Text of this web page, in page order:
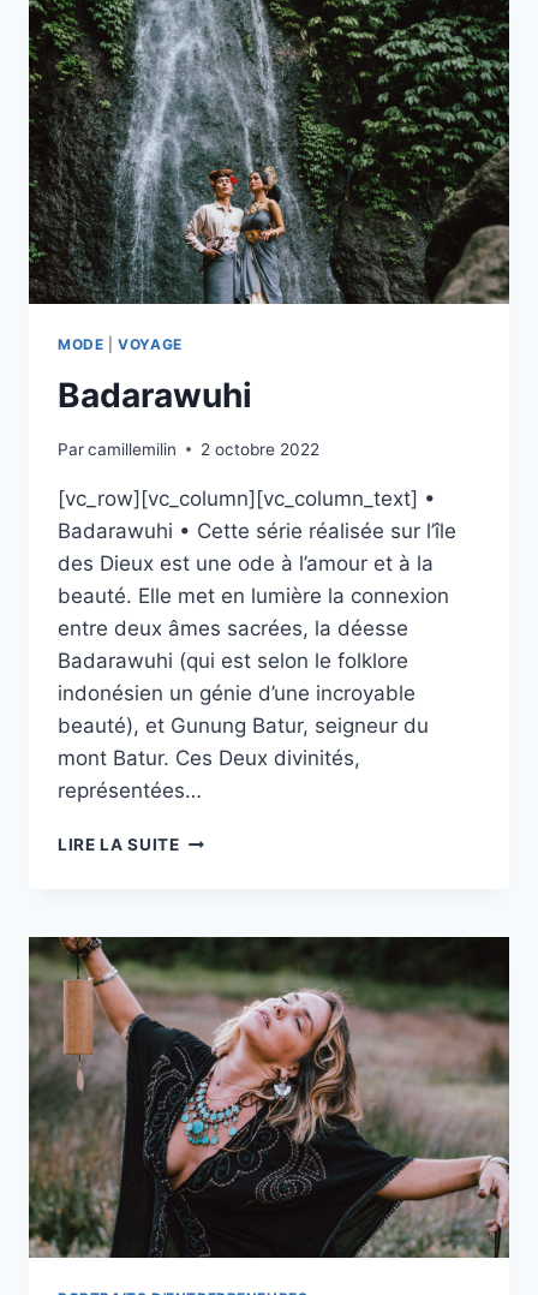
PORTO
VECCHIO
MODE |VOYAGE
Badarawuhi
Parcamillemilin 2 octobre 2022
[vc_row][vc_column][vc_column_text] •
Badarawuhi • Cette série réalisée sur l’île
des Dieux est une ode à l’amour et à la
beauté. Elle met en lumière la connexion
entre deux âmes sacrées, la déesse
Badarawuhi (qui est selon le folklore
indonésien un génie d’une incroyable
beauté), et Gunung Batur, seigneur du
mont Batur. Ces Deux divinités,
représentées…
LIRE LA SUITEBADARAWUHI